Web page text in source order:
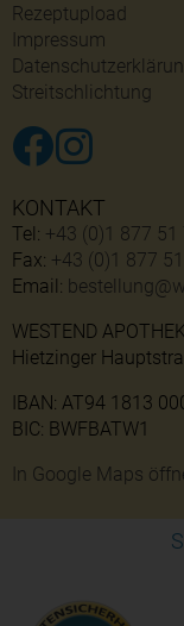
Rezeptupload
Impressum
Streitschlichtung
KONTAKT
Tel: +43 (0)1 877 51
Fax: +43 (0)1 877
Email:
WESTEND
Hietzinger
IBAN: AT94 1813
BIC: BWFBATW1
In Google Maps